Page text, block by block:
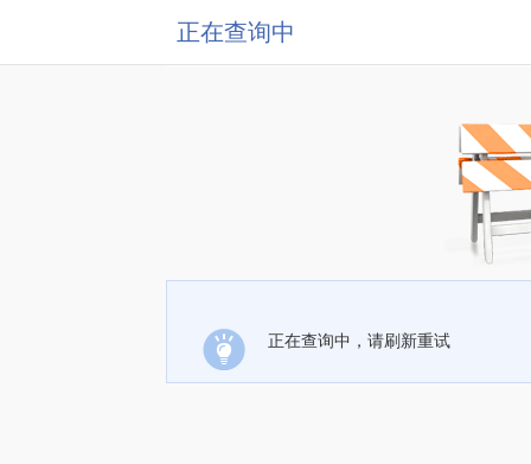
正在查询中
正在查询中，请刷新重试